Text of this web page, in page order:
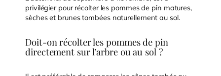
privilégier pour récolter les pommes de pin matures,
sèches et brunes tombées naturellement au sol.
Doit-on récolter les pommes de pin
directement sur l’arbre ou au sol ?